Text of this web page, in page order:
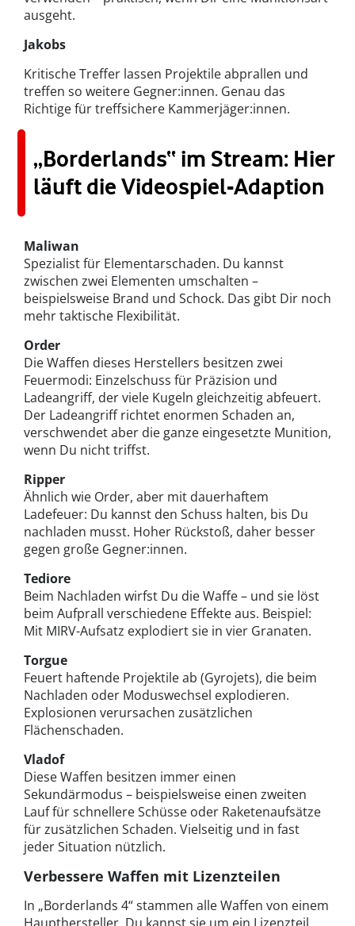
ausgeht.
Jakobs
Kritische Treffer lassen Projektile abprallen und
treffen so weitere Gegner:innen. Genau das
Richtige für treffsichere Kammerjäger:innen.
„Borderlands“ im Stream: Hier
läuft die Videospiel-Adaption
Maliwan
Spezialist für Elementarschaden. Du kannst
zwischen zwei Elementen umschalten –
beispielsweise Brand und Schock. Das gibt Dir noch
mehr taktische Flexibilität.
Order
Die Waffen dieses Herstellers besitzen zwei
Feuermodi: Einzelschuss für Präzision und
Ladeangriff, der viele Kugeln gleichzeitig abfeuert.
Der Ladeangriff richtet enormen Schaden an,
verschwendet aber die ganze eingesetzte Munition,
wenn Du nicht triffst.
Ripper
Ähnlich wie Order, aber mit dauerhaftem
Ladefeuer: Du kannst den Schuss halten, bis Du
nachladen musst. Hoher Rückstoß, daher besser
gegen große Gegner:innen.
Tediore
Beim Nachladen wirfst Du die Waffe – und sie löst
beim Aufprall verschiedene Effekte aus. Beispiel:
Mit MIRV-Aufsatz explodiert sie in vier Granaten.
Torgue
Feuert haftende Projektile ab (Gyrojets), die beim
Nachladen oder Moduswechsel explodieren.
Explosionen verursachen zusätzlichen
Flächenschaden.
Vladof
Diese Waffen besitzen immer einen
Sekundärmodus – beispielsweise einen zweiten
Lauf für schnellere Schüsse oder Raketenaufsätze
für zusätzlichen Schaden. Vielseitig und in fast
jeder Situation nützlich.
Verbessere Waffen mit Lizenzteilen
In „Borderlands 4“ stammen alle Waffen von einem